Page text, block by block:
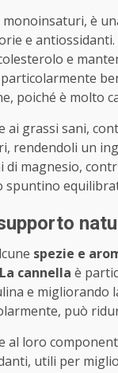
monoinsaturi, è
e antiossidanti.
e
poiché è molto
ai grassi sani,
rendendoli un
di magnesio,
spuntino
spezie e
La cannella è
e
può
al loro
utili per